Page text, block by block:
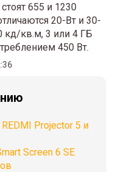
655 и 1230
20-Вт и 30-
кд/кв.м, 3 или 4 ГБ
450 Вт.
Projector 5 и
Screen 6 SE